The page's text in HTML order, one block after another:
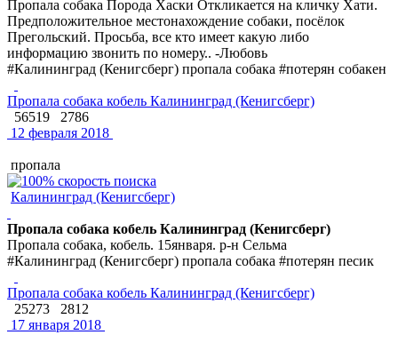
Пропала собака Порода Хаски Откликается на кличку Хати.
Предположительное местонахождение собаки, посёлок
Прегольский. Просьба, все кто имеет какую либо
информацию звонить по номеру.. -Любовь
#Калининград (Кенигсберг) пропала собака #потерян собакен
Пропала собака кобель Калининград (Кенигсберг)
56519
2786
12 февраля 2018
пропала
Калининград (Кенигсберг)
Пропала собака кобель Калининград (Кенигсберг)
Пропала собака, кобель. 15января. р-н Сельма
#Калининград (Кенигсберг) пропала собака #потерян песик
Пропала собака кобель Калининград (Кенигсберг)
25273
2812
17 января 2018